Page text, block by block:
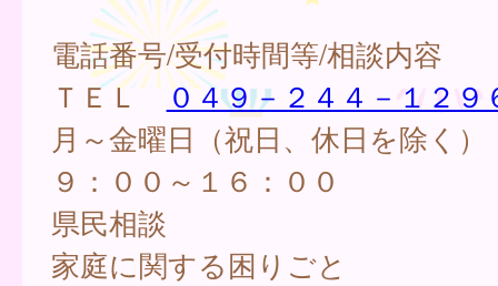
電話番号/受付時間等/相談内容
ＴＥＬ ０４９－２４４－１２９
月～金曜日（祝日、休日を除く）
９：００～１６：００
県民相談
家庭に関する困りごと